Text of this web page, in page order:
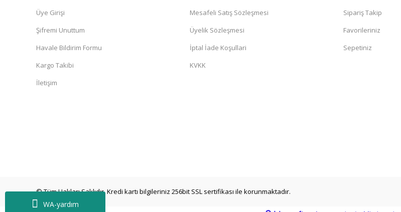
WA-yardım
Üye Girişi
Şifremi Unuttum
Havale Bildirim Formu
Kargo Takibi
İletişim
Mesafeli Satış Sözleşmesi
Üyelik Sözleşmesi
İptal İade Koşullari
KVKK
Sipariş Takip
Favorileriniz
Sepetiniz
© Tüm Hakları Saklıdır. Kredi kartı bilgileriniz 256bit SSL sertifikası ile korunmaktadır.